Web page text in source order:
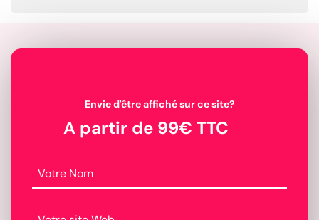
Envie d'être affiché sur ce site?
A partir de 99€ TTC